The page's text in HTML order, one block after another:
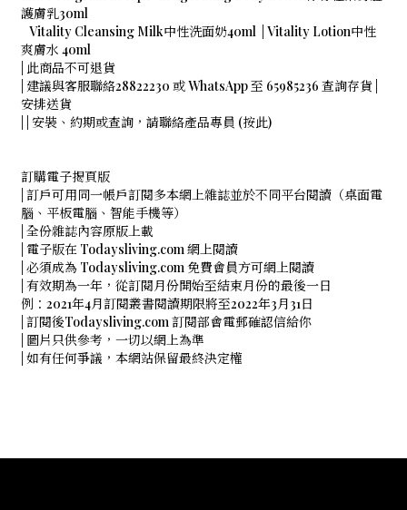
護膚乳30ml
Vitality Cleansing Milk中性洗面奶40ml | Vitality Lotion中性
爽膚水 40ml
| 此商品不可退貨
| 建議與客服聯絡28822230 或 WhatsApp 至 65985236 查詢存貨 |
安排送貨
| 安裝、約期或查詢，請聯絡產品專員 (按此)
訂購電子揭頁版
| 訂戶可用同一帳戶訂閱多本網上雜誌並於不同平台閱讀（桌面電
腦、平板電腦、智能手機等）
| 全份雜誌內容原版上載
| 電子版在 Todaysliving.com 網上閱讀
| 必須成為 Todaysliving.com 免費會員方可網上閱讀
| 有效期為一年，從訂閱月份開始至結束月份的最後一日
例：2021年4月訂閱叢書閱讀期限將至2022年3月31日
| 訂閱後Todaysliving.com 訂閱部會電郵確認信給你
| 圖片只供參考，一切以網上為準
| 如有任何爭議，本網站保留最終決定權